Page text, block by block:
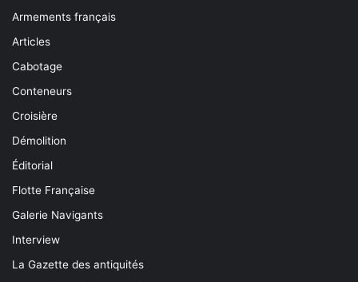
Armements français
Articles
Cabotage
Conteneurs
Croisière
Démolition
Éditorial
Flotte Française
Galerie Navigants
Interview
La Gazette des antiquités